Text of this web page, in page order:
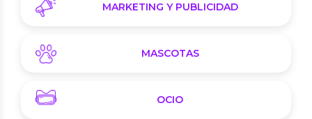
MARKETING Y PUBLICIDAD
MASCOTAS
OCIO